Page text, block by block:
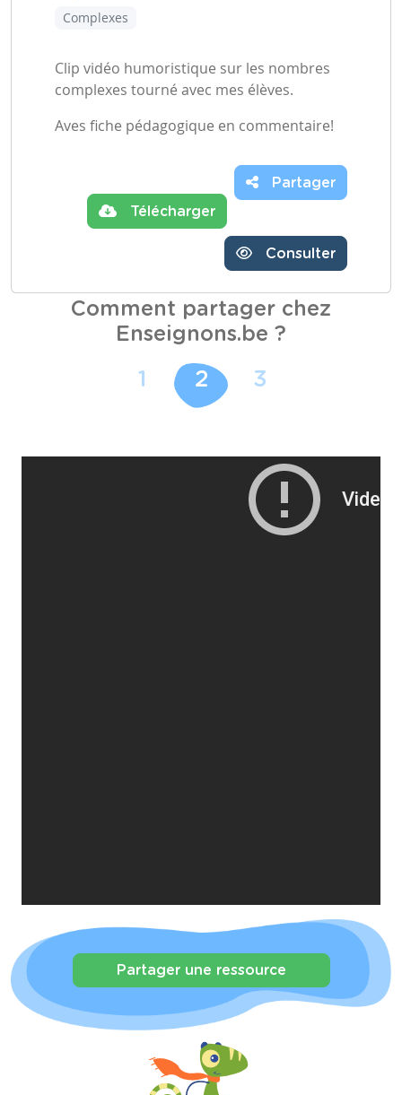
Complexes
Clip vidéo humoristique sur les nombres
complexes tourné avec mes élèves.
Aves fiche pédagogique en commentaire!
Télécharger
Partager
Consulter
Comment partager chez
Enseignons.be ?
1 2 3
Partager une ressource